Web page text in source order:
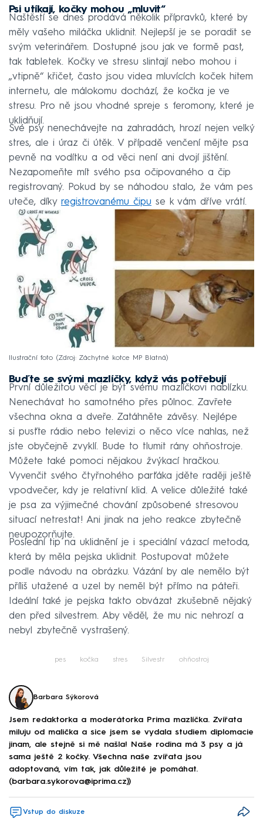
Psi utíkají, kočky mohou „mluvit“
Naštěstí se dnes prodává několik přípravků, které by
měly vašeho miláčka uklidnit. Nejlepší je se poradit se
svým veterinářem. Dostupné jsou jak ve formě past,
tak tabletek. Kočky ve stresu slintají nebo mohou i
„vtipně“ křičet, často jsou videa mluvících koček hitem
internetu, ale málokomu dochází, že kočka je ve
stresu. Pro ně jsou vhodné spreje s feromony, které je
uklidňují.
Své psy nenechávejte na zahradách, hrozí nejen velký
stres, ale i úraz či útěk. V případě venčení mějte psa
pevně na vodítku a od věci není ani dvojí jištění.
Nezapomeňte mít svého psa očipovaného a čip
registrovaný. Pokud by se náhodou stalo, že vám pes
uteče, díky registrovanému čipu se k vám dříve vrátí.
Ilustrační foto Zdroj: Záchytné kotce MP Blatná
Buďte se svými mazlíčky, když vás potřebují
První důležitou věcí je být svému mazlíčkovi nablízku.
Nenechávat ho samotného přes půlnoc. Zavřete
všechna okna a dveře. Zatáhněte závěsy. Nejlépe
si pusťte rádio nebo televizi o něco více nahlas, než
jste obyčejně zvyklí. Bude to tlumit rány ohňostroje.
Můžete také pomoci nějakou žvýkací hračkou.
Vyvenčit svého čtyřnohého parťáka jděte raději ještě
vpodvečer, kdy je relativní klid. A velice důležité také
je psa za výjimečné chování způsobené stresovou
situací netrestat! Ani jinak na jeho reakce zbytečně
neupozorňujte.
Poslední tip na uklidnění je i speciální vázací metoda,
která by měla pejska uklidnit. Postupovat můžete
podle návodu na obrázku. Vázání by ale nemělo být
příliš utažené a uzel by neměl být přímo na páteři.
Ideální také je pejska takto obvázat zkušebně nějaký
den před silvestrem. Aby věděl, že mu nic nehrozí a
nebyl zbytečně vystrašený.
pes kočka stres Silvestr ohňostroj
Barbara Sýkorová
Jsem redaktorka a moderátorka Prima mazlíčka. Zvířata
miluju od malička a sice jsem se vydala studiem diplomacie
jinam, ale stejně si mě našla! Naše rodina má 3 psy a já
sama ještě 2 kočky. Všechna naše zvířata jsou
adoptovaná, vím tak, jak důležité je pomáhat.
(barbara.sykorova@iprima.cz))
Vstup do diskuze